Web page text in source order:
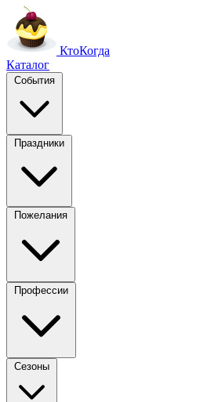
КтоКогда
Каталог
События
Праздники
Пожелания
Профессии
Сезоны